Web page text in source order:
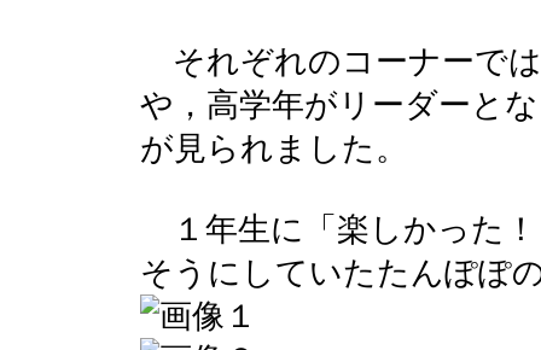
それぞれのコーナーで
や，高学年がリーダーと
が見られました。
１年生に「楽しかった
そうにしていたたんぽぽ